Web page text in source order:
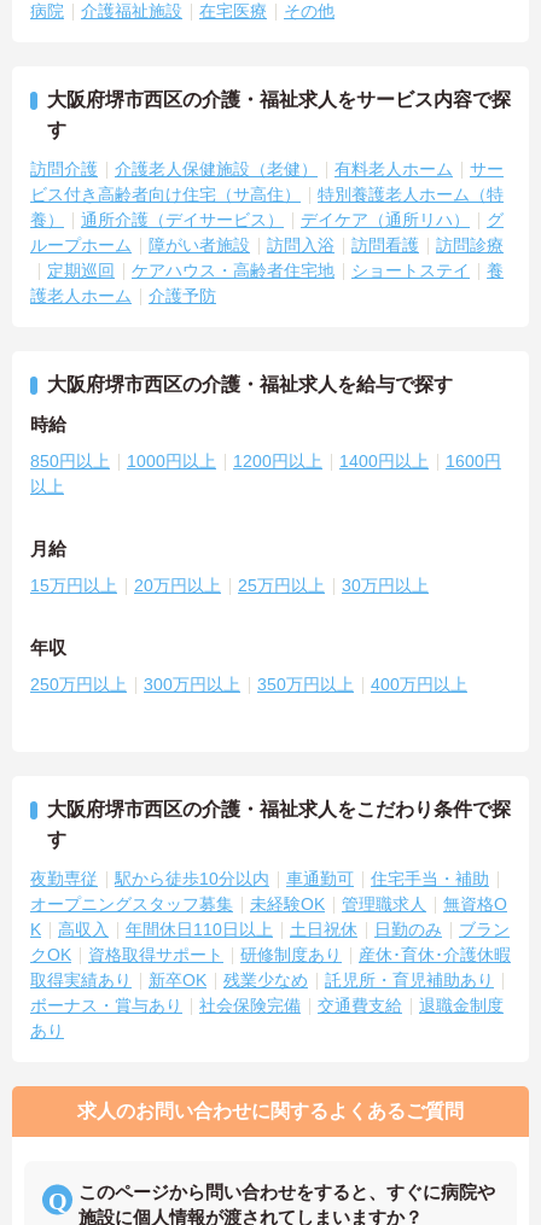
病院 介護福祉施設 在宅医療 その他
大阪府堺市西区の介護・福祉求人をサービス内容で探
す
訪問介護 介護老人保健施設（老健） 有料老人ホーム
サー
ビス付き高齢者向け住宅（サ高住）
特別養護老人ホーム（特
養）
通所介護（デイサービス） デイケア（通所リハ）
グ
ループホーム
障がい者施設 訪問入浴 訪問看護
訪問診療
定期巡回
ケアハウス・高齢者住宅地 ショートステイ
養
護老人ホーム
介護予防
大阪府堺市西区の介護・福祉求人を給与で探す
時給
850円以上 1000円以上 1200円以上 1400円以上
1600円
以上
月給
15万円以上 20万円以上 25万円以上 30万円以上
年収
250万円以上 300万円以上 350万円以上 400万円以上
大阪府堺市西区の介護・福祉求人をこだわり条件で探
す
夜勤専従 駅から徒歩10分以内 車通勤可
住宅手当・補助
オープニングスタッフ募集
未経験OK 管理職求人
無資格O
K
高収入 年間休日110日以上 土日祝休 日勤のみ
ブラン
クOK
資格取得サポート 研修制度あり
産休･育休･介護休暇
取得実績あり
新卒OK 残業少なめ
託児所・育児補助あり
ボーナス・賞与あり
社会保険完備 交通費支給
退職金制度
あり
求人のお問い合わせに関するよくあるご質問
このページから問い合わせをすると、すぐに病院や
施設に個人情報が渡されてしまいますか？